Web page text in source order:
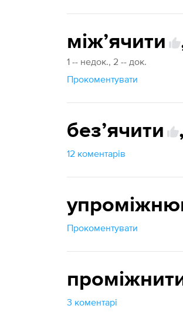
міжʼячити
1 -- недок., 2 -- док.
Прокоментувати
безʼячити ,
12 коментарів
Прокоментувати
3 коментарі